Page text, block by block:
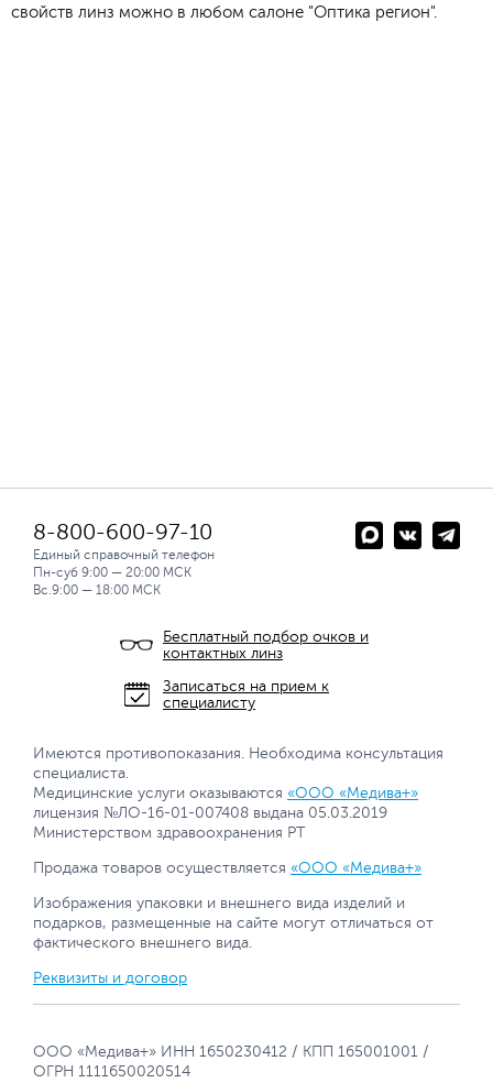
свойств линз можно в любом салоне "Оптика регион".
8-800-600-97-10
Единый справочный телефон
Пн-суб 9:00 — 20:00 МСК
Вс.9:00 — 18:00 МСК
Бесплатный подбор очков и
контактных линз
Записаться на прием к
специалисту
Имеются противопоказания. Необходима консультация
специалиста.
Медицинские услуги оказываются «ООО «Медива+»
лицензия №ЛО-16-01-007408 выдана 05.03.2019
Министерством здравоохранения РТ
Продажа товаров осуществляется «ООО «Медива+»
Изображения упаковки и внешнего вида изделий и
подарков, размещенные на сайте могут отличаться от
фактического внешнего вида.
Реквизиты и договор
ООО «Медива+» ИНН 1650230412 / КПП 165001001 /
ОГРН 1111650020514